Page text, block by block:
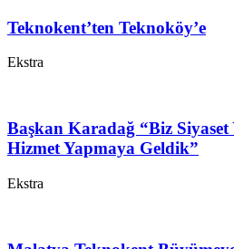
Teknokent’ten Teknoköy’e
Ekstra
Başkan Karadağ “Biz Siyaset
Hizmet Yapmaya Geldik”
Ekstra